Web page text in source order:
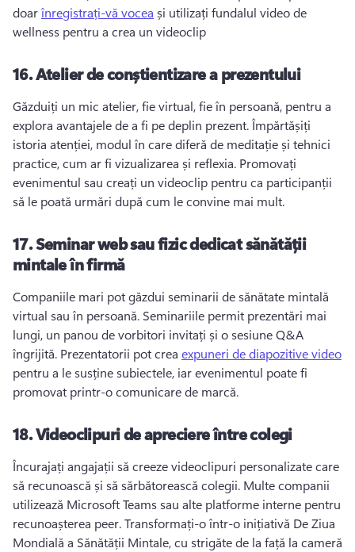
doar înregistrați-vă vocea și utilizați fundalul video de
wellness pentru a crea un videoclip
16.Atelier de conștientizare a prezentului
Găzduiți un mic atelier, fie virtual, fie în persoană, pentru a
explora avantajele de a fi pe deplin prezent. Împărtășiți
istoria atenției, modul în care diferă de meditație și tehnici
practice, cum ar fi vizualizarea și reflexia. Promovați
evenimentul sau creați un videoclip pentru ca participanții
să le poată urmări după cum le convine mai mult.
17.Seminar web sau fizic dedicat sănătății
mintale în firmă
Companiile mari pot găzdui seminarii de sănătate mintală
virtual sau în persoană. Seminariile permit prezentări mai
lungi, un panou de vorbitori invitați și o sesiune Q&A
îngrijită. Prezentatorii pot crea expuneri de diapozitive video
pentru a le susține subiectele, iar evenimentul poate fi
promovat printr-o comunicare de marcă.
18.Videoclipuri de apreciere între colegi
Încurajați angajații să creeze videoclipuri personalizate care
să recunoască și să sărbătorească colegii. Multe companii
utilizează Microsoft Teams sau alte platforme interne pentru
recunoașterea peer. Transformați-o într-o inițiativă De Ziua
Mondială a Sănătății Mintale, cu strigăte de la față la cameră